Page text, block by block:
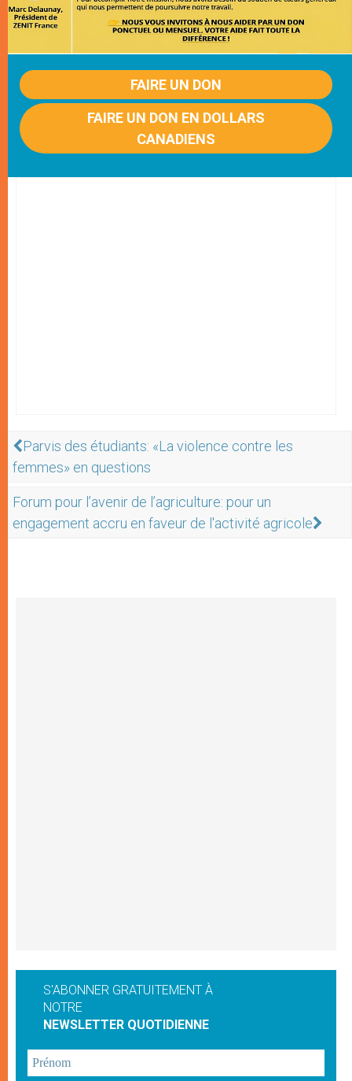
FAIRE UN DON
FAIRE UN DON EN DOLLARS
CANADIENS
Parvis des étudiants: «La violence contre les
femmes» en questions
Forum pour l’avenir de l’agriculture: pour un
engagement accru en faveur de l'activité agricole
S'ABONNER GRATUITEMENT À
NOTRE
NEWSLETTER QUOTIDIENNE